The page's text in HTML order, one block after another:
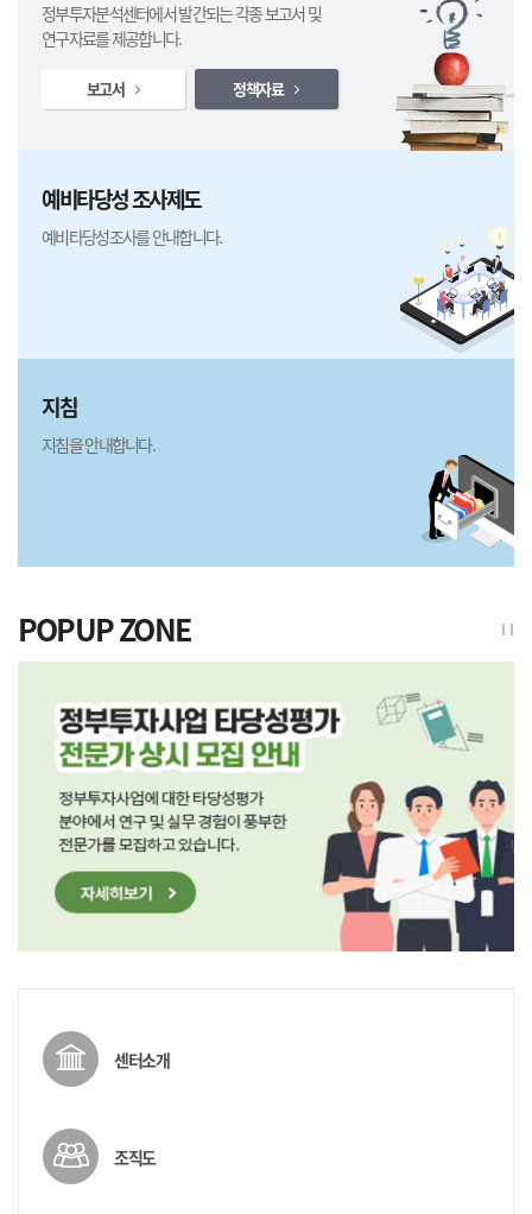
정부투자분석센터에서 발간되는 각종 보고서 및
연구자료를 제공합니다.
보고서 정책자료
예비타당성 조사제도
예비타당성조사를 안내합니다.
지침
지침을 안내합니다.
POPUP ZONE
센터소개
조직도